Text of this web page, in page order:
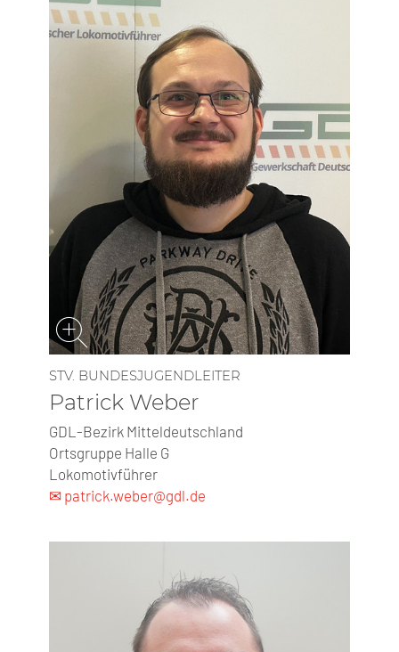
STV. BUNDESJUGENDLEITER
Patrick Weber
GDL-Bezirk Mitteldeutschland
Ortsgruppe Halle G
Lokomotivführer
✉ patrick.weber@gdl.de